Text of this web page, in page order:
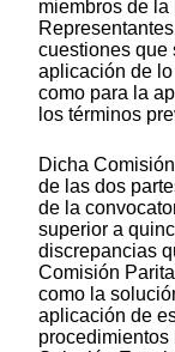
miembros de
cuestiones que
aplicación de
como para la
los términos
Dicha
de las dos
de la
superior a
discrepancias
Comisión
como la
aplicación de
procedimientos